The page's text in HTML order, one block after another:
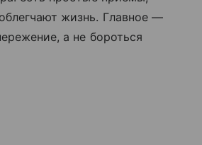
жизнь. Главное —
а не бороться